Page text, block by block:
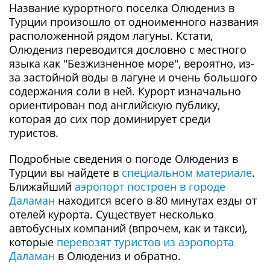
Название курортного поселка Олюдениз в
Турции произошло от одноименного названия
расположенной рядом лагуны. Кстати,
Олюдениз переводится дословно с местного
языка как "Безжизненное море", вероятно, из-
за застойной воды в лагуне и очень большого
содержания соли в ней. Курорт изначально
ориентирован под английскую публику,
которая до сих пор доминирует среди
туристов.
Подробные сведения о погоде Олюдениз в
Турции вы найдете в специальном материале.
Ближайший аэропорт построен в городе
Даламан находится всего в 80 минутах езды от
отелей курорта. Существует несколько
автобусных компаний (впрочем, как и такси),
которые перевозят туристов из аэропорта
Даламан в Олюдениз и обратно.